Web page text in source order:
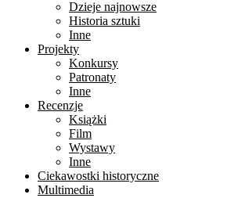
Dzieje najnowsze
Historia sztuki
Inne
Projekty
Konkursy
Patronaty
Inne
Recenzje
Książki
Film
Wystawy
Inne
Ciekawostki historyczne
Multimedia